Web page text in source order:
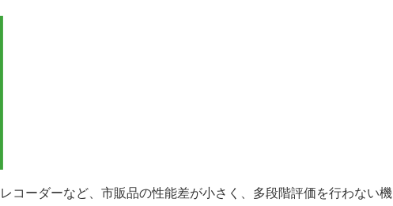
コーダーなど、市販品の性能差が小さく、多段階評価を行わない機